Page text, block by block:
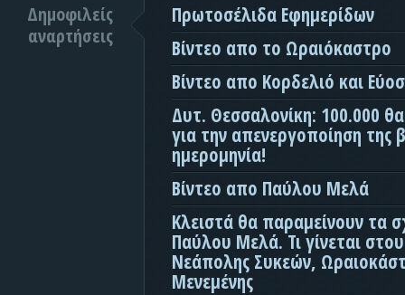
Δημοφιλείς
αναρτήσεις
Πρωτοσέλιδα Εφημερίδων
Βίντεο απο το Ωραιόκαστρο
Βίντεο απο Κορδελιό και
Δυτ. Θεσσαλονίκη: 100.000
για την απενεργοποίηση της
ημερομηνία!
Βίντεο απο Παύλου Μελά
Κλειστά θα παραμείνουν τα
Παύλου Μελά. Τι γίνεται
Νεάπολης Συκεών,
Μενεμένης